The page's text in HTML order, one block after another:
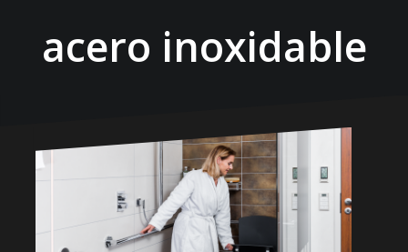
acero inoxidable